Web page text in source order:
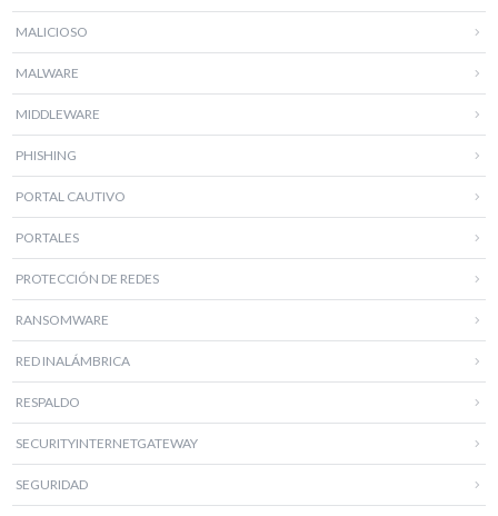
MALICIOSO
MALWARE
MIDDLEWARE
PHISHING
PORTAL CAUTIVO
PORTALES
PROTECCIÓN DE REDES
RANSOMWARE
RED INALÁMBRICA
RESPALDO
SECURITYINTERNETGATEWAY
SEGURIDAD